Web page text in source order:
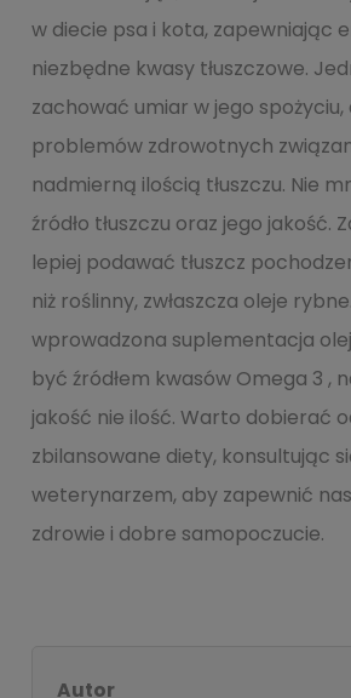
w diecie psa i kota, zapewniając
niezbędne kwasy tłuszczowe.
zachować umiar w jego
problemów zdrowotnych
nadmierną ilością tłuszczu. Nie
źródło tłuszczu oraz jego jakość.
lepiej podawać tłuszcz
niż roślinny, zwłaszcza oleje
wprowadzona suplementacja
być źródłem kwasów Omega 3 ,
jakość nie ilość. Warto dobierać
zbilansowane diety, konsultując
weterynarzem, aby zapewnić
zdrowie i dobre samopoczucie.
Autor